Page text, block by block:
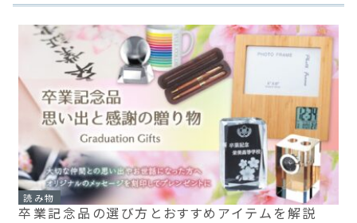
読み物
卒業記念品の選び方とおすすめアイテムを解説